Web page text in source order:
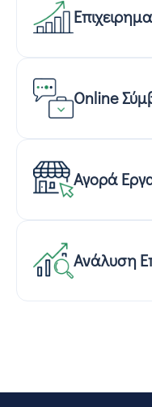
Online
Αγορά
Ανάλυση